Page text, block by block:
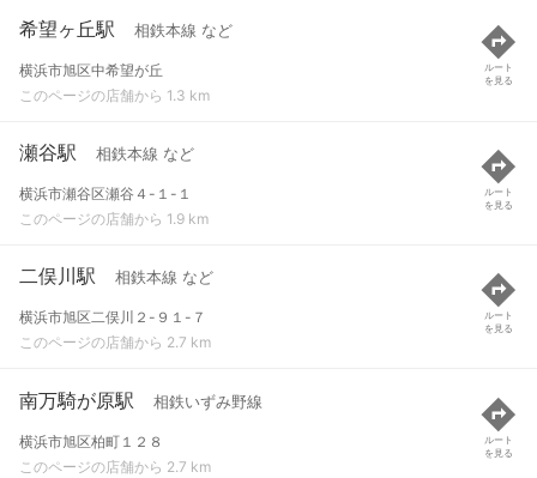
希望ヶ丘駅 相鉄本線 など
横浜市旭区中希望が丘
このページの店舗から 1.3 km
ルート
を見る
瀬谷駅 相鉄本線 など
横浜市瀬谷区瀬谷４-１-１
このページの店舗から 1.9 km
ルート
を見る
二俣川駅 相鉄本線 など
横浜市旭区二俣川２-９１-７
このページの店舗から 2.7 km
ルート
を見る
南万騎が原駅 相鉄いずみ野線
横浜市旭区柏町１２８
このページの店舗から 2.7 km
ルート
を見る